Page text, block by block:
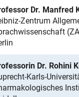
Dr. Manfred
Zentrum
Dr. Rohini
Karls-